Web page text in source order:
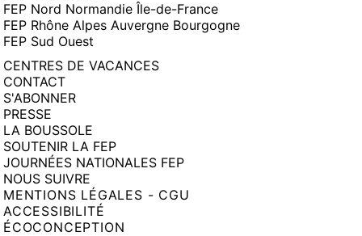
FEP Nord Normandie Île-de-France
FEP Rhône Alpes Auvergne Bourgogne
FEP Sud Ouest
CENTRES DE VACANCES
CONTACT
S'ABONNER
PRESSE
LA BOUSSOLE
SOUTENIR LA FEP
JOURNÉES NATIONALES FEP
NOUS SUIVRE
MENTIONS LÉGALES - CGU
ACCESSIBILITÉ
ÉCOCONCEPTION